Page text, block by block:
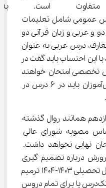
متفاوت است.
عمومی شامل تعلیمات
و عربی و زبان قرآنی دو
درس عربی به عنوان
محسوب می‌شود با این احتساب باید گفت در
دانش‌آموزان 3 درس تخصصی امتحان خواهند
داد به همین دلیل گفتیم دانش‌آموزان باید در 6 درس در
همانند روال گذشته
اساس مصوبه شورای عالی
نهایی نخواهد داشت.
درباره تصمیم گیری
درباره ترمیم نمرات گفت: در سال تحصیلی 1403-1404 ترمیم
نمرات برای اولین بار به صورت تک‌درس یا برای تمام دروس